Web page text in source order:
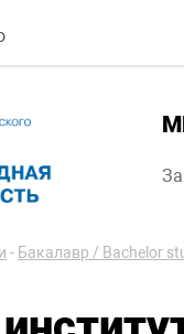
- Бакалавр / Bachelor